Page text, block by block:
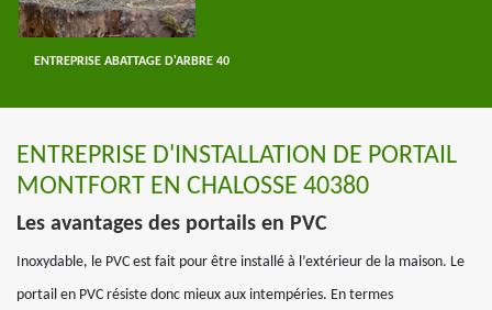
ENTREPRISE ABATTAGE D'ARBRE 40
ENTREPRISE D'INSTALLATION DE PORTAIL
MONTFORT EN CHALOSSE 40380
Les avantages des portails en PVC
Inoxydable, le PVC est fait pour être installé à l’extérieur de la maison. Le
portail en PVC résiste donc mieux aux intempéries. En termes